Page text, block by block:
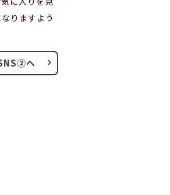
りますよう
へ